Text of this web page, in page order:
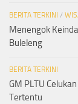
BERITA TERKINI /
Menengok
Buleleng
BERITA TERKINI
GM PLTU
Tertentu